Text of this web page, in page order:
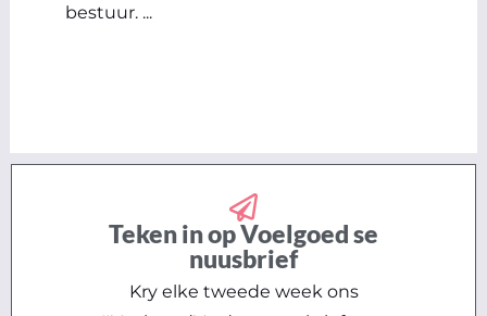
bestuur. ...
Teken in op Voelgoed se
nuusbrief
Kry elke tweede week ons